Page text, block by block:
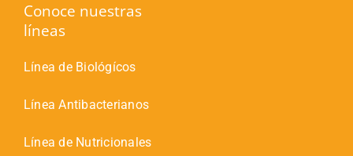
Conoce nuestras
líneas
Línea de Biológícos
Línea Antibacterianos
Línea de Nutricionales